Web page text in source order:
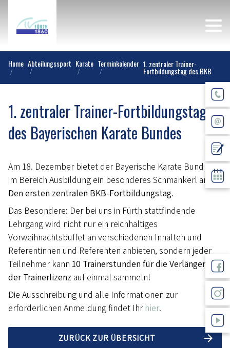
Home Abteilungssport Karate Terminkalender 1. zentraler Trainer-
Fortbildungstag des BKB
1. zentraler Trainer-Fortbildungstag
des Bayerischen Karate Bundes
Am 18. Dezember bietet der Bayerische Karate Bund e.V.
im Bereich Ausbildung ein besonderes Schmankerl an:
Den ersten zentralen BKB-Fortbildungstag.
Das Besondere: Der bei uns in Fürth stattfindende
Lehrgang wird nicht nur ein reichhaltiges
Vorweihnachtsbuffet an verschiedenen Inhalten und
Referentinnen und Referenten anbieten, sondern jeder
Teilnehmer kann 10 Trainerstunden für die Verlängerung
der Trainerlizenz auf einmal sammeln!
Die Ausschreibung und alle Informationen zur
erforderlichen Anmeldung findet Ihrhier.
ZURÜCK ZUR ÜBERSICHT